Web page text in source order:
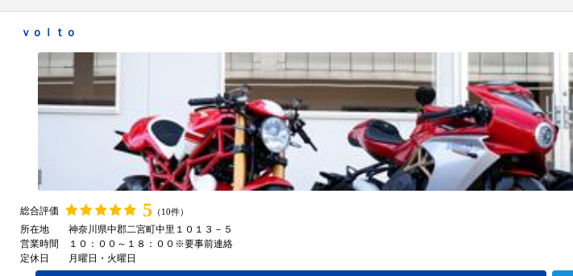
ｖｏｌｔｏ
総合評価 5 （10件）
所在地
神奈川県中郡二宮町中里１０１３－５
営業時間
１０：００～１８：００※要事前連絡
定休日
月曜日・火曜日